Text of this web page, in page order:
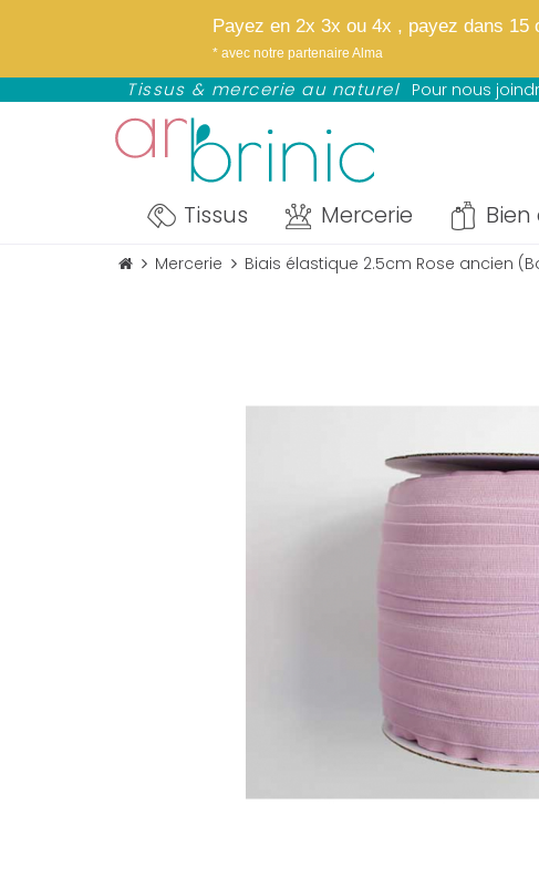
✨ Bientôt : notre
Payez en 2x 3x ou 4x , payez dans 15
* avec notre partenaire Alma
NOUVEAU : avez Paypal profitez du
*selon éligibilité définie par Paypal
Tissus & mercerie au naturel Pour nous
Tissus Mercerie
Mercerie Biais élastique 2.5cm Rose ancien